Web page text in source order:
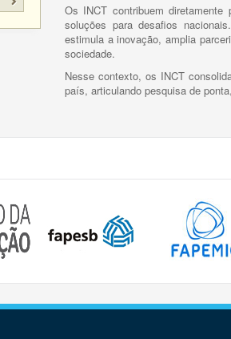
Os INCT contribuem
soluções para desafios
estimula a inovação, amplia
sociedade.
Nesse contexto, os INCT
país, articulando pesquisa de